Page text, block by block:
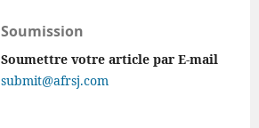
Soumission
Soumettre votre article par E-mail
submit@afrsj.com